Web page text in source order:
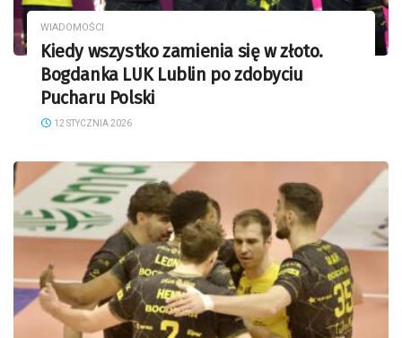
WIADOMOŚCI
Kiedy wszystko zamienia się w złoto.
Bogdanka LUK Lublin po zdobyciu
Pucharu Polski
12 STYCZNIA 2026